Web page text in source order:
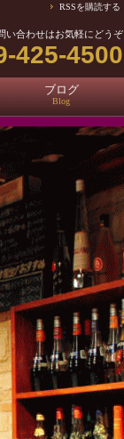
い合わせはお気軽にどうぞ
425-4500
RSSを購読する
ブログ
Blog